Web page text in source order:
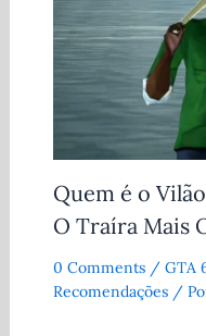
Quem é o
O Traíra Mais
0 Comments / GTA
Recomendações/